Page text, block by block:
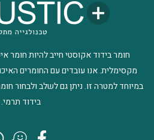
חומר בידוד אקוסטי חייב להיות חומר
מקסימלית. אנו עובדים עם החומרים
במיוחד למטרה זו. ניתן גם לשלב ולבחור
בידוד תרמי.